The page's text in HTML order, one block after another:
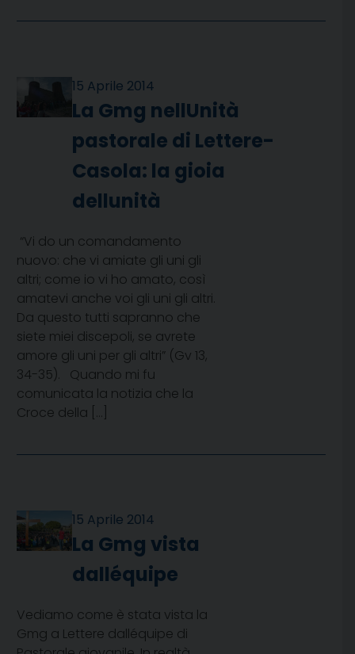
15 Aprile 2014
La Gmg nellUnità
pastorale di Lettere-
Casola: la gioia
dellunità
“Vi do un comandamento
nuovo: che vi amiate gli uni gli
altri; come io vi ho amato, così
amatevi anche voi gli uni gli altri.
Da questo tutti sapranno che
siete miei discepoli, se avrete
amore gli uni per gli altri” (Gv 13,
34-35). Quando mi fu
comunicata la notizia che la
Croce della […]
15 Aprile 2014
La Gmg vista
dalléquipe
Vediamo come è stata vista la
Gmg a Lettere dalléquipe di